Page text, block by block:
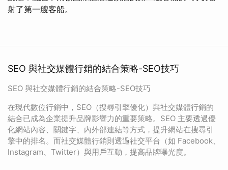
射了第一艘客船。
SEO 與社交媒體行銷的結合策略-SEO技巧
SEO 與社交媒體行銷的結合策略-SEO技巧
在現代數位行銷中，SEO（搜尋引擎優化）與社交媒體行銷的
結合已成為企業提升品牌影響力的重要策略。SEO 主要透過優
化網站內容、關鍵字、內外部連結等方式，提升網站在搜尋引
擎中的排名。而社交媒體行銷則透過社交平台（如 Facebook、
Instagram、Twitter）與用戶互動，提高品牌曝光度。